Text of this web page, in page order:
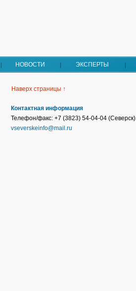
НОВОСТИ ЭКСПЕРТЫ
Наверх страницы ↑
Контактная информация
Телефон/факс: +7 (3823) 54-04-04 (Северск)
vseverskeinfo@mail.ru